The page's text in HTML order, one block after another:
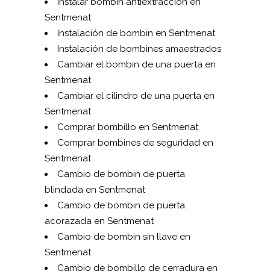
Sentmenat
Instalación de bombin en Sentmenat
Instalación de bombines amaestrados
Cambiar el bombin de una puerta en
Sentmenat
Cambiar el cilindro de una puerta en
Sentmenat
Comprar bombillo en Sentmenat
Comprar bombines de seguridad en
Sentmenat
Cambio de bombin de puerta
blindada en Sentmenat
Cambio de bombin de puerta
acorazada en Sentmenat
Cambio de bombin sin llave en
Sentmenat
Cambio de bombillo de cerradura en